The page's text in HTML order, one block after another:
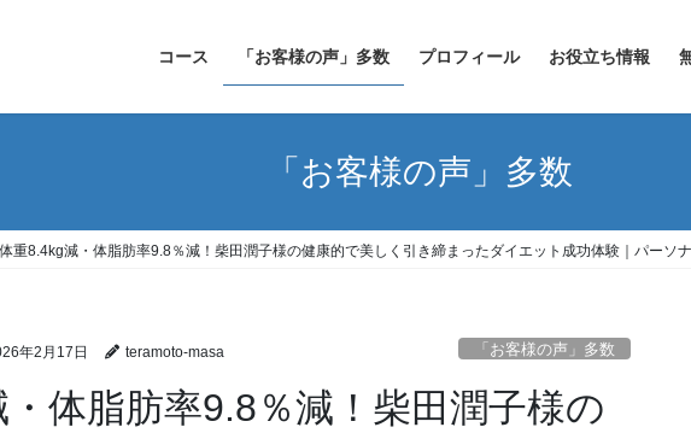
コース 「お客様の声」多数 プロフィール お役立ち情報
「お客様の声」多数
重8.4kg減・体脂肪率9.8％減！柴田潤子様の健康的で美しく引き締まったダイエット成功体験｜パーソ
年2月17日 teramoto-masa 「お客様の声」多数
体脂肪率9.8％減！柴田潤子様の